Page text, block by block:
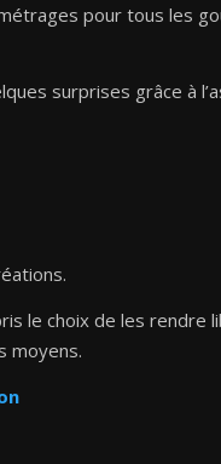
pour tous les
surprises grâce à
le choix de les rendre
moyens.